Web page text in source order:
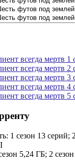
всегда мертв 1
всегда мертв 2
всегда мертв 3
всегда мертв 4
всегда мертв 5
1 сезон 13 серий;
5,24 ГБ; 2